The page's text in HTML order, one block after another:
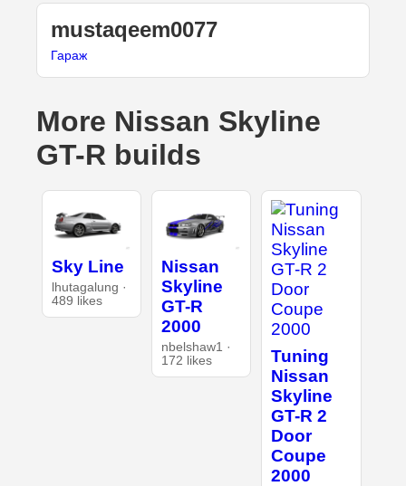
mustaqeem0077
Гараж
More Nissan Skyline
GT-R builds
Sky Line
lhutagalung ·
489 likes
Nissan
Skyline
GT-R
2000
nbelshaw1 ·
172 likes
Tuning
Nissan
Skyline
GT-R 2
Door
Coupe
2000